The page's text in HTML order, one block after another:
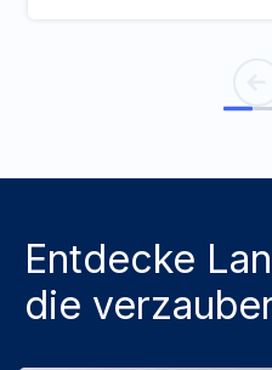
Entdecke
die